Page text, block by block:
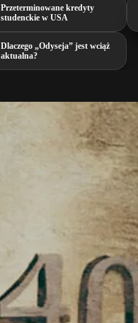
Przeterminowane kredyty
studenckie w USA
Dlaczego „Odyseja” jest wciąż
aktualna?